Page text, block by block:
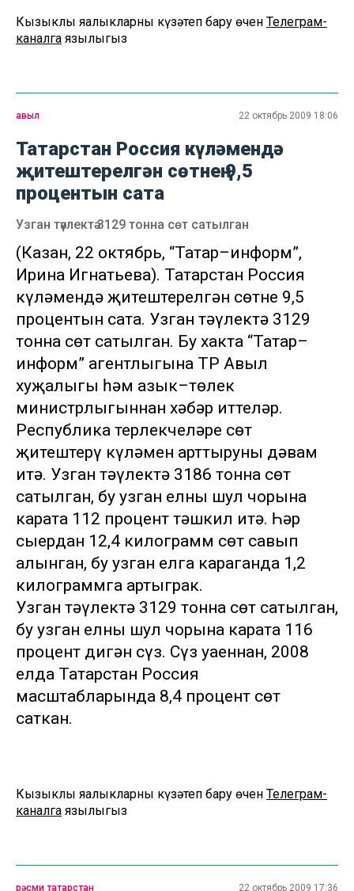
Кызыклы яңалыкларны күзәтеп бару өчен Телеграм-
каналга язылыгыз
авыл 22 октябрь 2009 18:06
Татарстан Россия күләмендә
җитештерелгән сөтнең 9,5
процентын сата
Узган тәүлектә 3129 тонна сөт сатылган
(Казан, 22 октябрь, “Татар–информ”,
Ирина Игнатьева). Татарстан Россия
күләмендә җитештерелгән сөтнең 9,5
процентын сата. Узган тәүлектә 3129
тонна сөт сатылган. Бу хакта “Татар–
информ” агентлыгына ТР Авыл
хуҗалыгы һәм азык–төлек
министрлыгыннан хәбәр иттеләр.
Республика терлекчеләре сөт
җитештерү күләмен арттыруны дәвам
итә. Узган тәүлектә 3186 тонна сөт
сатылган, бу узган елның шул чорына
карата 112 процент тәшкил итә. Һәр
сыердан 12,4 килограмм сөт савып
алынган, бу узган елга караганда 1,2
килограммга артыграк.
Узган тәүлектә 3129 тонна сөт сатылган,
бу узган елның шул чорына карата 116
процент дигән сүз. Сүз уңаеннан, 2008
елда Татарстан Россия
масштабларында 8,4 процент сөт
саткан.
Кызыклы яңалыкларны күзәтеп бару өчен Телеграм-
каналга язылыгыз
рәсми татарстан 22 октябрь 2009 17:36